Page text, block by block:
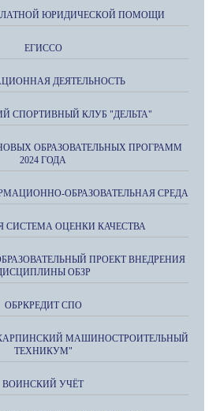
ЮРИДИЧЕСКОЙ ПОМОЩИ
ЕГИССО
ДЕЯТЕЛЬНОСТЬ
СПОРТИВНЫЙ КЛУБ "ДЕЛЬТА"
ОБРАЗОВАТЕЛЬНЫХ ПРОГРАММ
2024 ГОДА
ОБРАЗОВАТЕЛЬНАЯ СРЕДА
СИСТЕМА ОЦЕНКИ КАЧЕСТВА
ПРОЕКТ ВНЕДРЕНИЯ
ОБЗР
ОБРКРЕДИТ СПО
МАШИНОСТРОИТЕЛЬНЫЙ
ТЕХНИКУМ"
ВОИНСКИЙ УЧЁТ